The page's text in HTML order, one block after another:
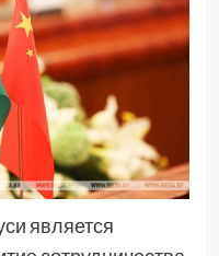
является